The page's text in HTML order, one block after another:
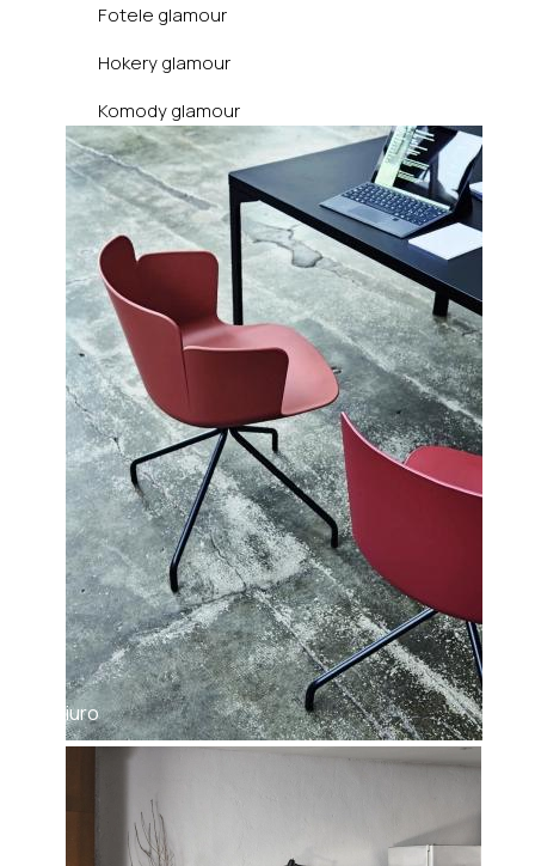
Fotele glamour
Hokery glamour
Komody glamour
Konsole glamour
Krzesła glamour
Ławki glamour
Łóżka glamour
Narożniki glamour
Pufy glamour
Regały glamour
Sofy glamour
Stoliki glamour
Stoły glamour
Szafki nocne glamour
Szafki RTV glamour
Styl industrialny
Biurka industrialne
Fotele industrialne
Biuro